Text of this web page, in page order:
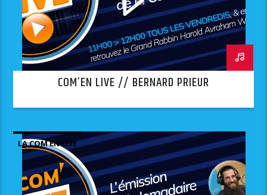
COM’EN LIVE // BERNARD PRIEUR
LA COM EN LIVE